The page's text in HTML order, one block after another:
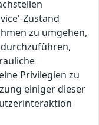
Zustand
zu umgehen,
Privilegien zu
einiger dieser